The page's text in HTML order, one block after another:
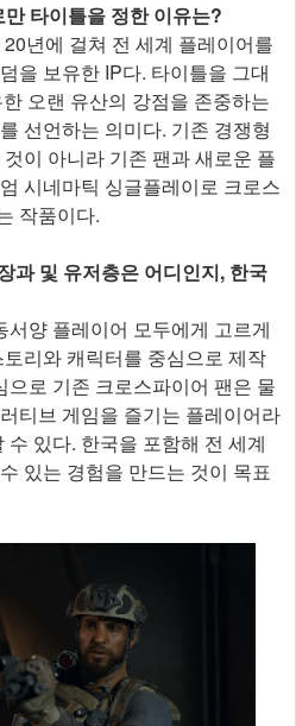
타이틀을 정한 이유는?
년에 걸쳐 전 세계 플레이어를
을 보유한 IP다. 타이틀을 그대
오랜 유산의 강점을 존중하는
선언하는 의미다. 기존 경쟁형
이 아니라 기존 팬과 새로운 플
시네마틱 싱글플레이로 크로스
작품이다.
과 및 유저층은 어디인지, 한국
양 플레이어 모두에게 고르게
리와 캐릭터를 중심으로 제작
로 기존 크로스파이어 팬은 물
티브 게임을 즐기는 플레이어라
있다. 한국을 포함해 전 세계
있는 경험을 만드는 것이 목표